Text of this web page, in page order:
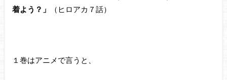
着よう？」
（ヒロアカ７話）
１巻はアニメで言うと、